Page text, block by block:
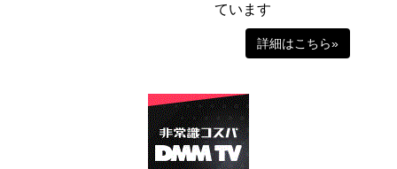
ています
詳細はこちら»